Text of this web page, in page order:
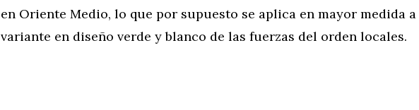
en Oriente Medio, lo que por supuesto se aplica en mayor medida
variante en diseño verde y blanco de las fuerzas del orden locales.